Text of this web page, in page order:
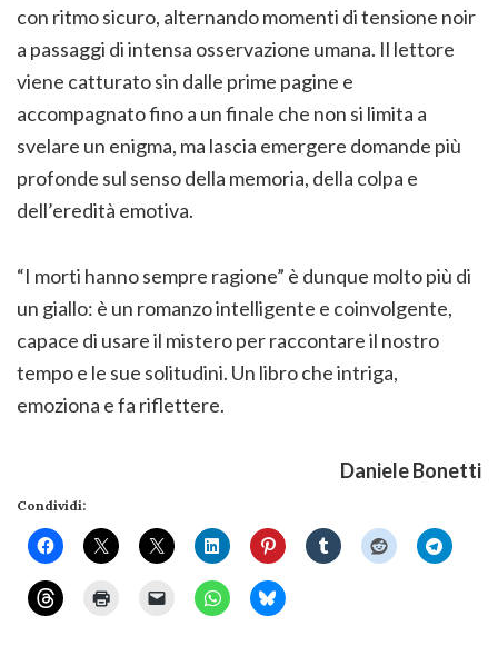
con ritmo sicuro, alternando momenti di tensione noir
a passaggi di intensa osservazione umana. Il lettore
viene catturato sin dalle prime pagine e
accompagnato fino a un finale che non si limita a
svelare un enigma, ma lascia emergere domande più
profonde sul senso della memoria, della colpa e
dell’eredità emotiva.
“I morti hanno sempre ragione” è dunque molto più di
un giallo: è un romanzo intelligente e coinvolgente,
capace di usare il mistero per raccontare il nostro
tempo e le sue solitudini. Un libro che intriga,
emoziona e fa riflettere.
Daniele Bonetti
Condividi: